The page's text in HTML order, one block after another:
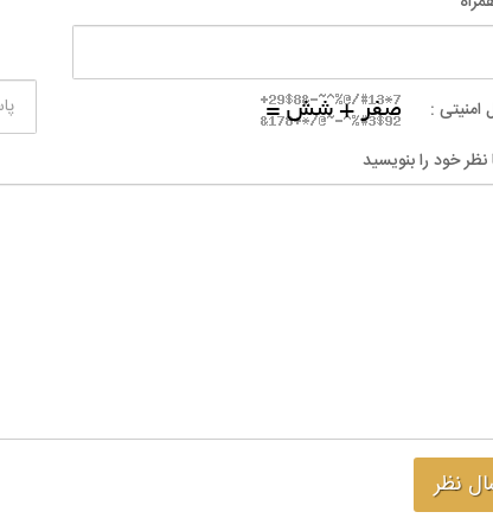
امنیتی :
خود را بنویسید